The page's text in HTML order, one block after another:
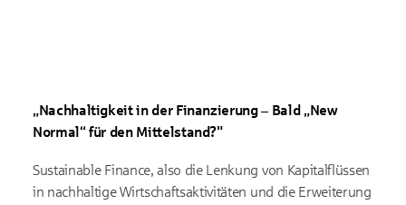
Datenschutzerklärung.
„Nachhaltigkeit in der Finanzierung – Bald „New
Normal“ für den Mittelstand?"
Sustainable Finance, also die Lenkung von Kapitalflüssen
in nachhaltige Wirtschaftsaktivitäten und die Erweiterung